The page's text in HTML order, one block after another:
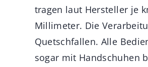
tragen laut Hersteller je
Millimeter. Die
Quetschfallen. Alle
sogar mit Handschuhen